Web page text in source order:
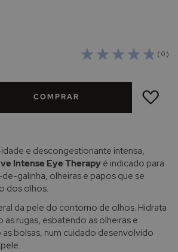
( 0 )
COMPRAR
ADICIONAR
LISTA
e descongestionante intensa,
Intense Eye Therapy é indicado para
galinha, olheiras e papos que se
dos olhos.
da pele do contorno de olhos. Hidrata
as rugas, esbatendo as olheiras e
bolsas, num cuidado desenvolvido